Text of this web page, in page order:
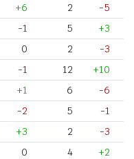
+6 2
-5
-1 5
+3
0 2
-3
-1 12
+10
+1 6
-6
-2 5
-1
+3 2
-3
0 4
+2